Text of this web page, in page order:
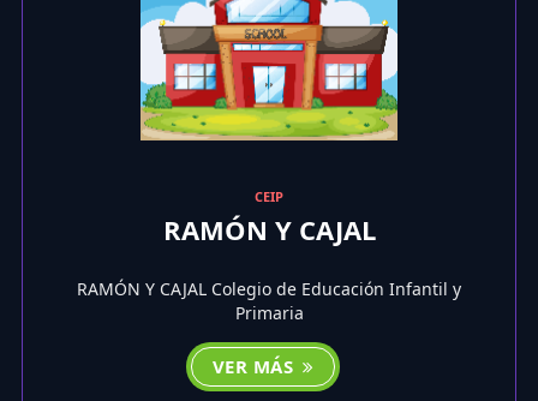
CEIP
RAMÓN Y CAJAL
RAMÓN Y CAJAL Colegio de Educación Infantil y
Primaria
VER MÁS